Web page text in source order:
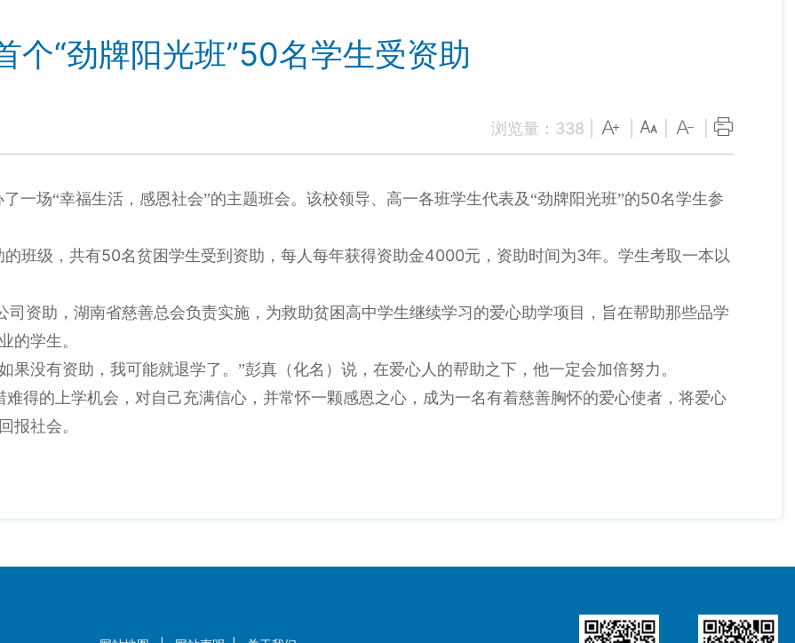
个“劲牌阳光班”50名学生受资助
浏览量： 338
了一场“幸福生活，感恩社会”的主题班会。该校领导、高一各班学生代表及“劲牌阳光班”的50名学生参
的班级，共有50名贫困学生受到资助，每人每年获得资助金4000元，资助时间为3年。学生考取一本以
司资助，湖南省慈善总会负责实施，为救助贫困高中学生继续学习的爱心助学项目，旨在帮助那些品学
的学生。
果没有资助，我可能就退学了。”彭真（化名）说，在爱心人的帮助之下，他一定会加倍努力。
难得的上学机会， 对自己充满信心，并常怀一颗感恩之心， 成为一名有着慈善胸怀的爱心使者，将爱心
报社会。